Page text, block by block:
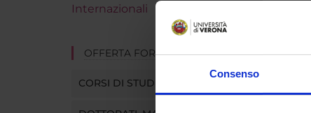
Consenso
Internazionali
OFFERTA FORMATIVA
CORSI DI STUDIO